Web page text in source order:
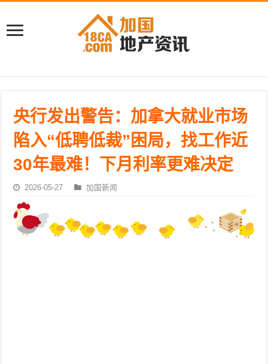
央行发出警告：加拿大就业市场
陷入“低聘低裁”困局，找工作近
30年最难！下月利率更难决定
2026-05-27 加国新闻